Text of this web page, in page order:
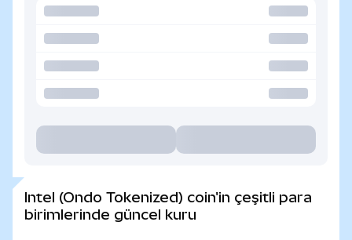
Intel (Ondo Tokenized) coin'in çeşitli para
birimlerinde güncel kuru